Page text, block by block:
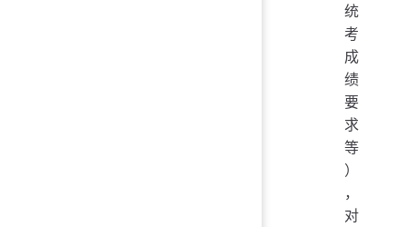
统
考
成
绩
要
求
等
）
，
对